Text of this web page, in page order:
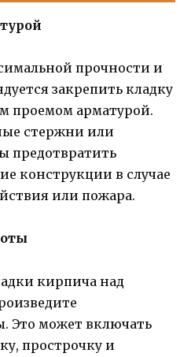
прочности и
закрепить кладку
проемом арматурой.
стержни или
предотвратить
конструкции в случае
или пожара.
кирпича над
Это может включать
прострочку и